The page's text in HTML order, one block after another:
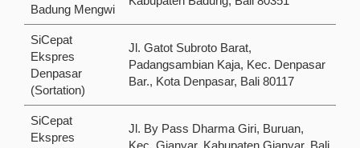
Badung Mengwi
SiCepat
Ekspres
Denpasar
(Sortation)
Jl. Gatot Subroto Barat,
Padangsambian Kaja, Kec. Denpasar
Bar., Kota Denpasar, Bali 80117
SiCepat
Ekspres
Jl. By Pass Dharma Giri, Buruan,
Kec. Gianyar, Kabupaten Gianyar, Bali